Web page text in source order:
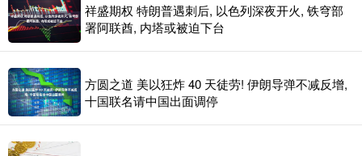
祥盛期权 特朗普遇刺后, 以色列深夜开火, 铁穹部
署阿联酋, 内塔或被迫下台
方圆之道 美以狂炸 40 天徒劳! 伊朗导弹不减反增,
十国联名请中国出面调停